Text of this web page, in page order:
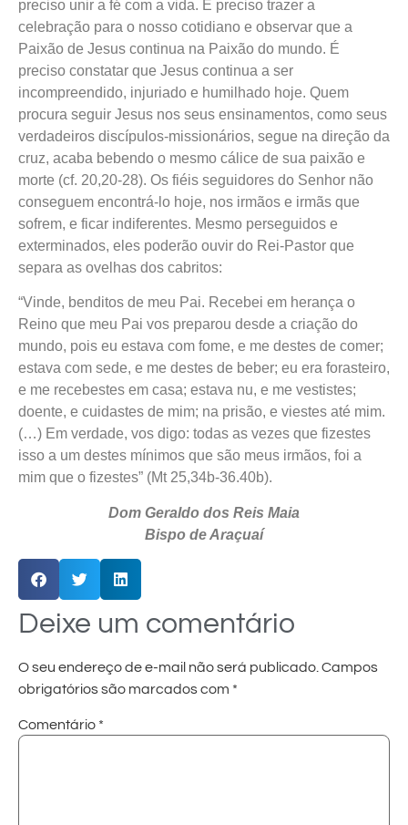
preciso unir a fé com a vida. É preciso trazer a
celebração para o nosso cotidiano e observar que a
Paixão de Jesus continua na Paixão do mundo. É
preciso constatar que Jesus continua a ser
incompreendido, injuriado e humilhado hoje. Quem
procura seguir Jesus nos seus ensinamentos, como seus
verdadeiros discípulos-missionários, segue na direção da
cruz, acaba bebendo o mesmo cálice de sua paixão e
morte (cf. 20,20-28). Os fiéis seguidores do Senhor não
conseguem encontrá-lo hoje, nos irmãos e irmãs que
sofrem, e ficar indiferentes. Mesmo perseguidos e
exterminados, eles poderão ouvir do Rei-Pastor que
separa as ovelhas dos cabritos:
“Vinde, benditos de meu Pai. Recebei em herança o
Reino que meu Pai vos preparou desde a criação do
mundo, pois eu estava com fome, e me destes de comer;
estava com sede, e me destes de beber; eu era forasteiro,
e me recebestes em casa; estava nu, e me vestistes;
doente, e cuidastes de mim; na prisão, e viestes até mim.
(…) Em verdade, vos digo: todas as vezes que fizestes
isso a um destes mínimos que são meus irmãos, foi a
mim que o fizestes” (Mt 25,34b-36.40b).
Dom Geraldo dos Reis Maia
Bispo de Araçuaí
Deixe um comentário
O seu endereço de e-mail não será publicado. Campos
obrigatórios são marcados com *
Comentário *